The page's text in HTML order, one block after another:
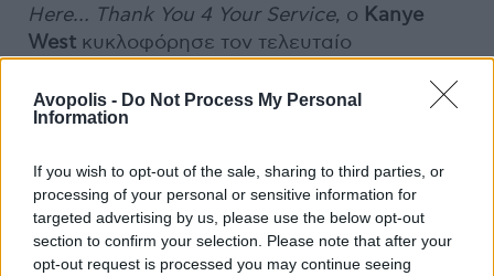
Avopolis - Do Not Process My Personal
Information
If you wish to opt-out of the sale, sharing to third parties, or
processing of your personal or sensitive information for
targeted advertising by us, please use the below opt-out
section to confirm your selection. Please note that after your
opt-out request is processed you may continue seeing
Here… Thank You 4 Your Service, ο Kanye
West κυκλοφόρησε τον τελευταίο
Of Pablo, οChance The Rapperπάντρεψε το
rap με την gospel στο εξαιρετικά ενδιαφέρον
το grime και κατέκτησε το βραβείο Mercury
με τοKonnichiwa. Την ίδια στιγμή, η
ανερχόμενη τότεNonameπαρουσίασε ένα
πρώτο δείγμα της δυναμικής της με το